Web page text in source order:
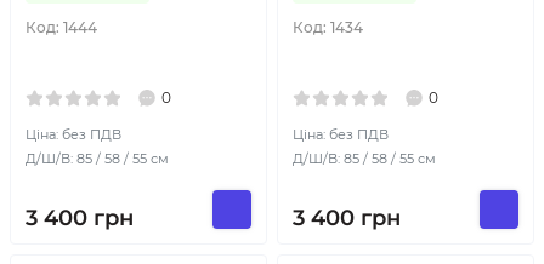
Код: 1444
0
Ціна: без ПДВ
Д/Ш/В: 85 / 58 / 55 см
3 400 грн
Код: 1434
0
Ціна: без ПДВ
Д/Ш/В: 85 / 58 / 55 см
3 400 грн